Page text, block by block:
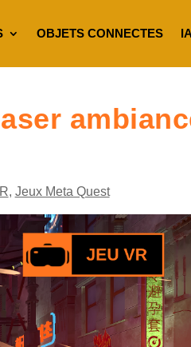
OBJETS CONNECTES
, Jeux Meta Quest